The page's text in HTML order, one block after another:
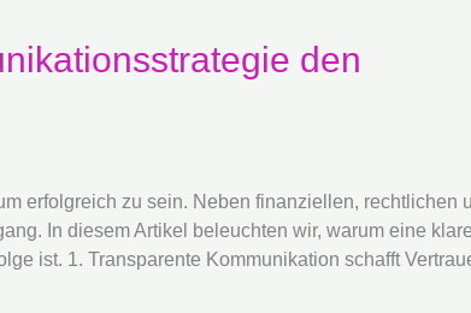
den
erfolgreich zu sein. Neben finanziellen, rechtlichen
In diesem Artikel beleuchten wir, warum eine klare
ist. 1. Transparente Kommunikation schafft